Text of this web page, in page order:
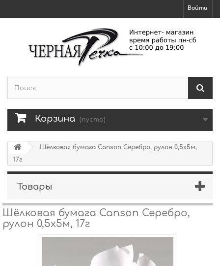
Войти
Корзина (пусто)
Шёлковая бумага Canson Серебро, рулон 0,5х5м,
17г
Товары
Шёлковая бумага Canson Серебро,
рулон 0,5х5м, 17г